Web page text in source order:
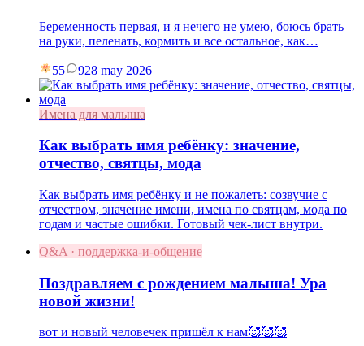
Беременность первая, и я нечего не умею, боюсь брать
на руки, пеленать, кормить и все остальное, как…
55 928 may 2026
Имена для малыша
Как выбрать имя ребёнку: значение,
отчество, святцы, мода
Как выбрать имя ребёнку и не пожалеть: созвучие с
отчеством, значение имени, имена по святцам, мода по
годам и частые ошибки. Готовый чек-лист внутри.
Q&A · поддержка-и-общение
Поздравляем с рождением малыша! Ура
новой жизни!
вот и новый человечек пришёл к нам🥰🥰🥰